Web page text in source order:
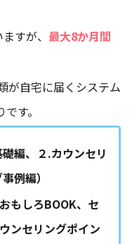
すが、 最大8か月間
が自宅に届くシステム
す。
編、２.カウンセリ
例編）
もしろBOOK、セ
ンセリングポイン